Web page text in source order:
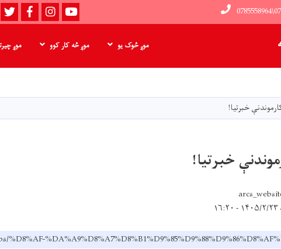
Youtube
instagram
Facebook
موږ څوک یو موږ څه کار کوو موږ
خبرتیا!
خبرتیا!